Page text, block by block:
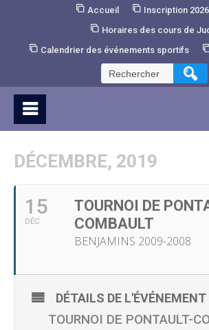
Accueil
Inscription
Horaires des cours de
Calendrier des événements sportifs
Rechercher :
DÉCEMBRE, 2019
15
DÉC
TOURNOI DE
COMBAULT
BENJAMINS 2009-2008
DÉTAILS DE L'ÉVÉNEMENT
TOURNOI DE PONTAULT-